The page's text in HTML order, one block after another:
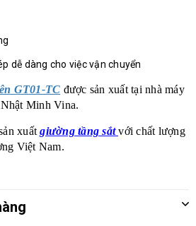
cho việc vận chuyển
GT01-TC được sản xuất tại nhà máy
Minh Vina.
xuấtgiường tầng sắtvới chất lượng
Việt Nam.